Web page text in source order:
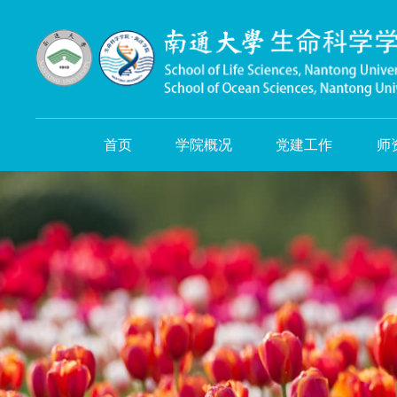
首页 学院概况 党建工作